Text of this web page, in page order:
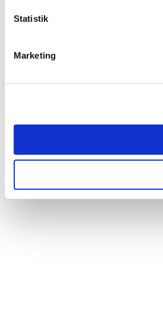
Statistik
Marketing